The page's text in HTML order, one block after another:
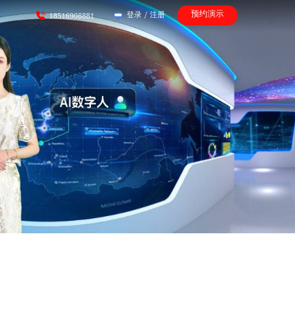
18516908881 登录 / 注册 预约演示